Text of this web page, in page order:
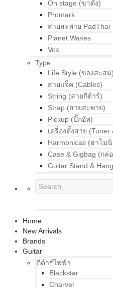
On stage (ขาตั้ง)
Promark
สายสะพาย PadThai
Planet Waves
Vox
Type
Life Style (ของสะสม)
สายแจ็ค (Cables)
String (สายกีต้าร์)
Strap (สายสะพาย)
Pickup (ปิ๊กอัพ)
เครื่องตั้งสาย (Tuner
Harmonicas (ฮาโม
Case & Gigbag (กล่
Guitar Stand &
Home
New Arrivals
Brands
Guitar
กีต้าร์ไฟฟ้า
Blackstar
Charvel